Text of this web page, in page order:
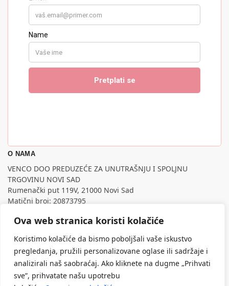
Ova web stranica koristi kolačiće
Koristimo kolačiće da bismo poboljšali vaše iskustvo
pregledanja, pružili personalizovane oglase ili sadržaje i
analizirali naš saobraćaj. Ako kliknete na dugme „Prihvati
sve”, prihvatate našu upotrebu
O NAMA
VENCO DOO PREDUZEĆE ZA UNUTRAŠNJU I SPOLJNU
TRGOVINU NOVI SAD
Rumenački put 119V, 21000 Novi Sad
Matični broj: 20873795
Nastojimo da budemo što precizniji u opisu proizvoda,
sve informacije kompletne i bez grešaka.
Svi artikli prikazani na sajtu su deo naše ponude, ali ne
podrazumeva da su dostupni u svakom trenutku.